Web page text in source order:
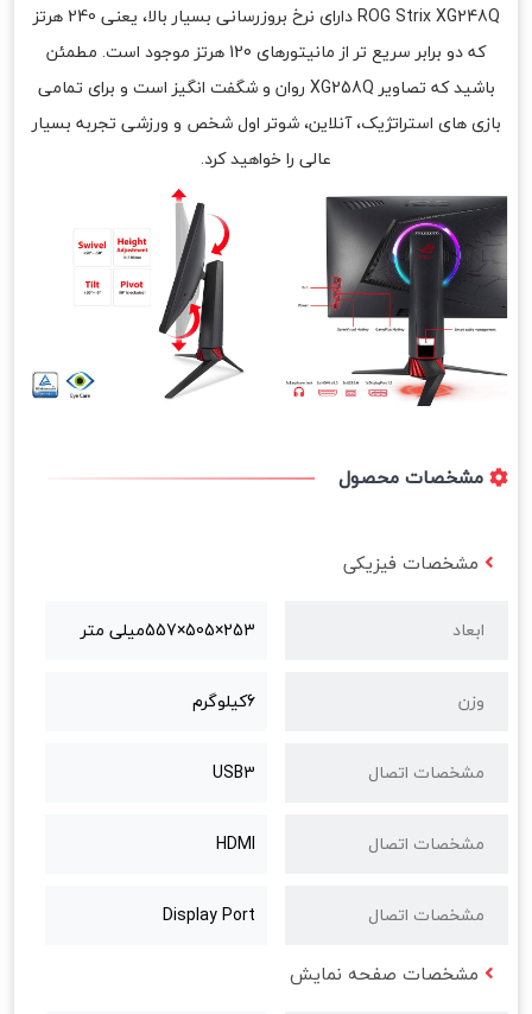
ROG Strix XG248Q دارای نرخ بروزرسانی بسیار بالا، یعنی 240 هرتز
که دو برابر سریع تر از مانیتورهای 120 هرتز موجود است. مطمئن
باشید که تصاویر XG258Q روان و شگفت انگیز است و برای تمامی
بازی های استراتژیک، آنلاین، شوتر اول شخص و ورزشی تجربه بسیار
عالی را خواهید کرد.
مشخصات محصول
مشخصات فیزیکی
ابعاد 253×505×557میلی متر
وزن 6کيلوگرم
مشخصات اتصال USB3
مشخصات اتصال HDMI
مشخصات اتصال Display Port
مشخصات صفحه نمایش